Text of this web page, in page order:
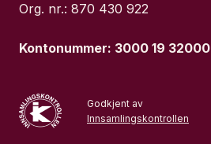
Org. nr.: 870 430 922
Kontonummer: 3000 19 32000
Godkjent av
Innsamlingskontrollen